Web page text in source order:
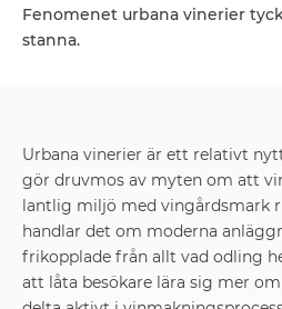
Fenomenet urbana vinerier
stanna.
Urbana vinerier är ett relativt
gör druvmos av myten om att
lantlig miljö med vingårdsmark
handlar det om moderna
frikopplade från allt vad odling
att låta besökare lära sig mer